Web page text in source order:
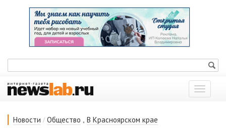
Показать
меню
Новости / Общество , В Красноярском крае